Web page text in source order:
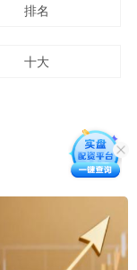
排名
十大